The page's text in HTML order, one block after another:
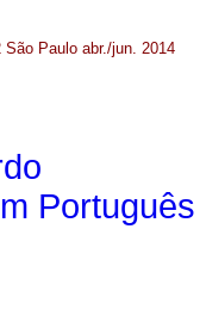
Paulo abr./jun. 2014
Português